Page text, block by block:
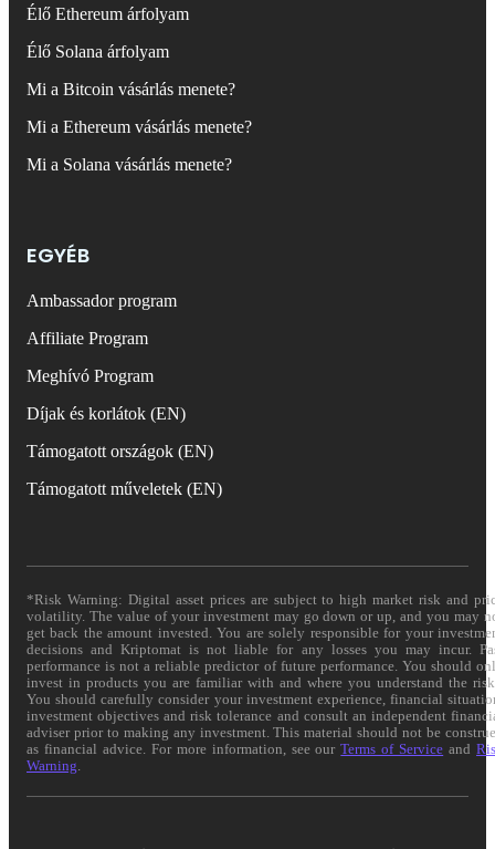
Élő Ethereum árfolyam
Élő Solana árfolyam
Mi a Bitcoin vásárlás menete?
Mi a Ethereum vásárlás menete?
Mi a Solana vásárlás menete?
EGYÉB
Ambassador program
Affiliate Program
Meghívó Program
Díjak és korlátok (EN)
Támogatott országok (EN)
Támogatott műveletek (EN)
*Risk Warning: Digital asset prices are subject to high market risk and
volatility. The value of your investment may go down or up, and you may
get back the amount invested. You are solely responsible for your
decisions and Kriptomat is not liable for any losses you may incur.
performance is not a reliable predictor of future performance. You should
invest in products you are familiar with and where you understand the
You should carefully consider your investment experience, financial
investment objectives and risk tolerance and consult an independent
adviser prior to making any investment. This material should not be
as financial advice. For more information, see ourTerms of Service and
Warning